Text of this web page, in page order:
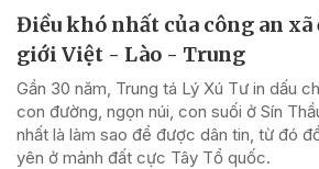
Điều khó nhất của công an xã
giới Việt - Lào - Trung
Gần 30 năm, Trung tá Lý Xú Tư in dấu
con đường, ngọn núi, con suối ở Sín
nhất là làm sao để được dân tin, từ đó
yên ở mảnh đất cực Tây Tổ quốc.